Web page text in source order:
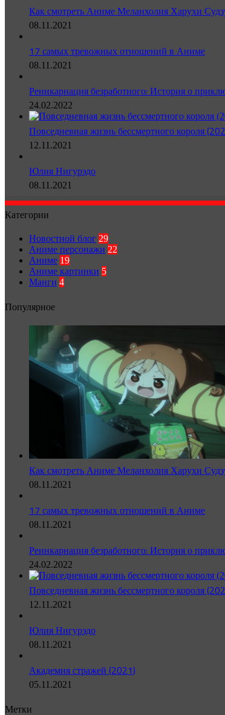
Как смотреть Аниме Меланхолия Харухи
08.11.2021
17 самых тревожных отношений в Аниме
08.11.2021
Реинкарнация безработного: История о
24.02.2022
Повседневная жизнь бессмертного короля
12.11.2021
Юлия Нигурэдо
08.11.2021
Категории
Новостной блог 29
Аниме персонажи 22
Аниме 19
Аниме картинки 5
Манги 4
Популярное
Как смотреть Аниме Меланхолия Харухи
08.11.2021
17 самых тревожных отношений в Аниме
08.11.2021
Реинкарнация безработного: История о
24.02.2022
Повседневная жизнь бессмертного короля
12.11.2021
Юлия Нигурэдо
08.11.2021
Академия стражей (2021)
05.11.2021
Метки